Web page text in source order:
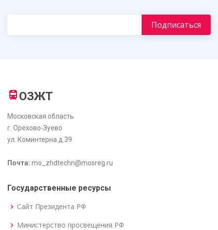
ОЗЖТ
Московская область
г. Орехово-Зуево
ул. Коминтерна д.39
Почта: mo_zhdtechn@mosreg.ru
Государственные ресурсы
Сайт Президента РФ
Министерство просвещения РФ